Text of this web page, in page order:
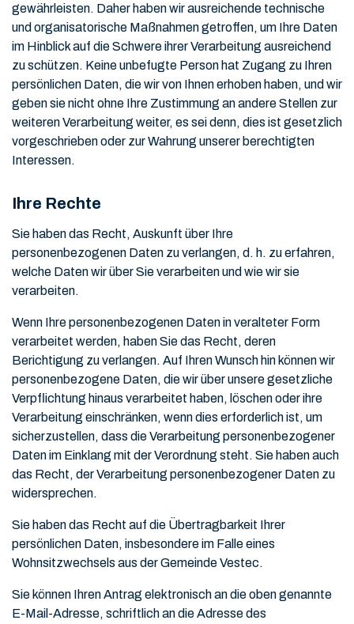
gewährleisten. Daher haben wir ausreichende technische
und organisatorische Maßnahmen getroffen, um Ihre Daten
im Hinblick auf die Schwere ihrer Verarbeitung ausreichend
zu schützen. Keine unbefugte Person hat Zugang zu Ihren
persönlichen Daten, die wir von Ihnen erhoben haben, und wir
geben sie nicht ohne Ihre Zustimmung an andere Stellen zur
weiteren Verarbeitung weiter, es sei denn, dies ist gesetzlich
vorgeschrieben oder zur Wahrung unserer berechtigten
Interessen.
Ihre Rechte
Sie haben das Recht, Auskunft über Ihre
personenbezogenen Daten zu verlangen, d. h. zu erfahren,
welche Daten wir über Sie verarbeiten und wie wir sie
verarbeiten.
Wenn Ihre personenbezogenen Daten in veralteter Form
verarbeitet werden, haben Sie das Recht, deren
Berichtigung zu verlangen. Auf Ihren Wunsch hin können wir
personenbezogene Daten, die wir über unsere gesetzliche
Verpflichtung hinaus verarbeitet haben, löschen oder ihre
Verarbeitung einschränken, wenn dies erforderlich ist, um
sicherzustellen, dass die Verarbeitung personenbezogener
Daten im Einklang mit der Verordnung steht. Sie haben auch
das Recht, der Verarbeitung personenbezogener Daten zu
widersprechen.
Sie haben das Recht auf die Übertragbarkeit Ihrer
persönlichen Daten, insbesondere im Falle eines
Wohnsitzwechsels aus der Gemeinde Vestec.
Sie können Ihren Antrag elektronisch an die oben genannte
E-Mail-Adresse, schriftlich an die Adresse des